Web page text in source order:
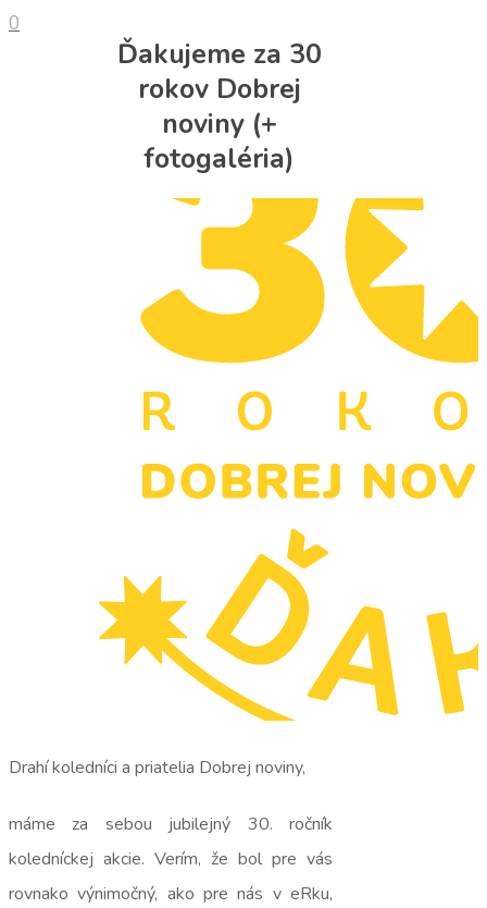
0
Ďakujeme za 30
rokov Dobrej
noviny (+
fotogaléria)
Drahí koledníci a priatelia Dobrej noviny,
máme za sebou jubilejný 30. ročník
koledníckej akcie. Verím, že bol pre vás
rovnako výnimočný, ako pre nás v eRku,